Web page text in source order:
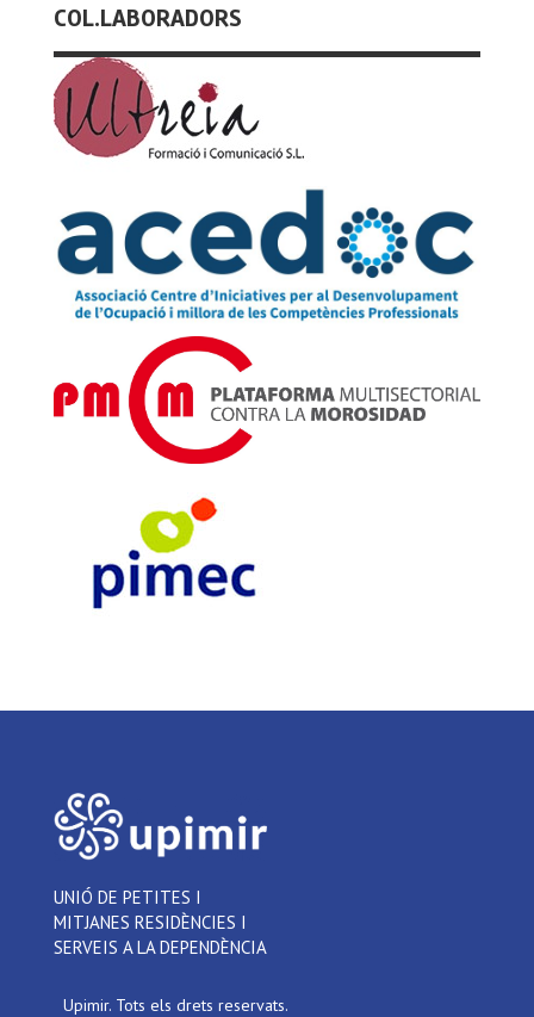
COL.LABORADORS
UNIÓ DE PETITES I
MITJANES RESIDÈNCIES I
SERVEIS A LA DEPENDÈNCIA
Upimir. Tots els drets reservats.